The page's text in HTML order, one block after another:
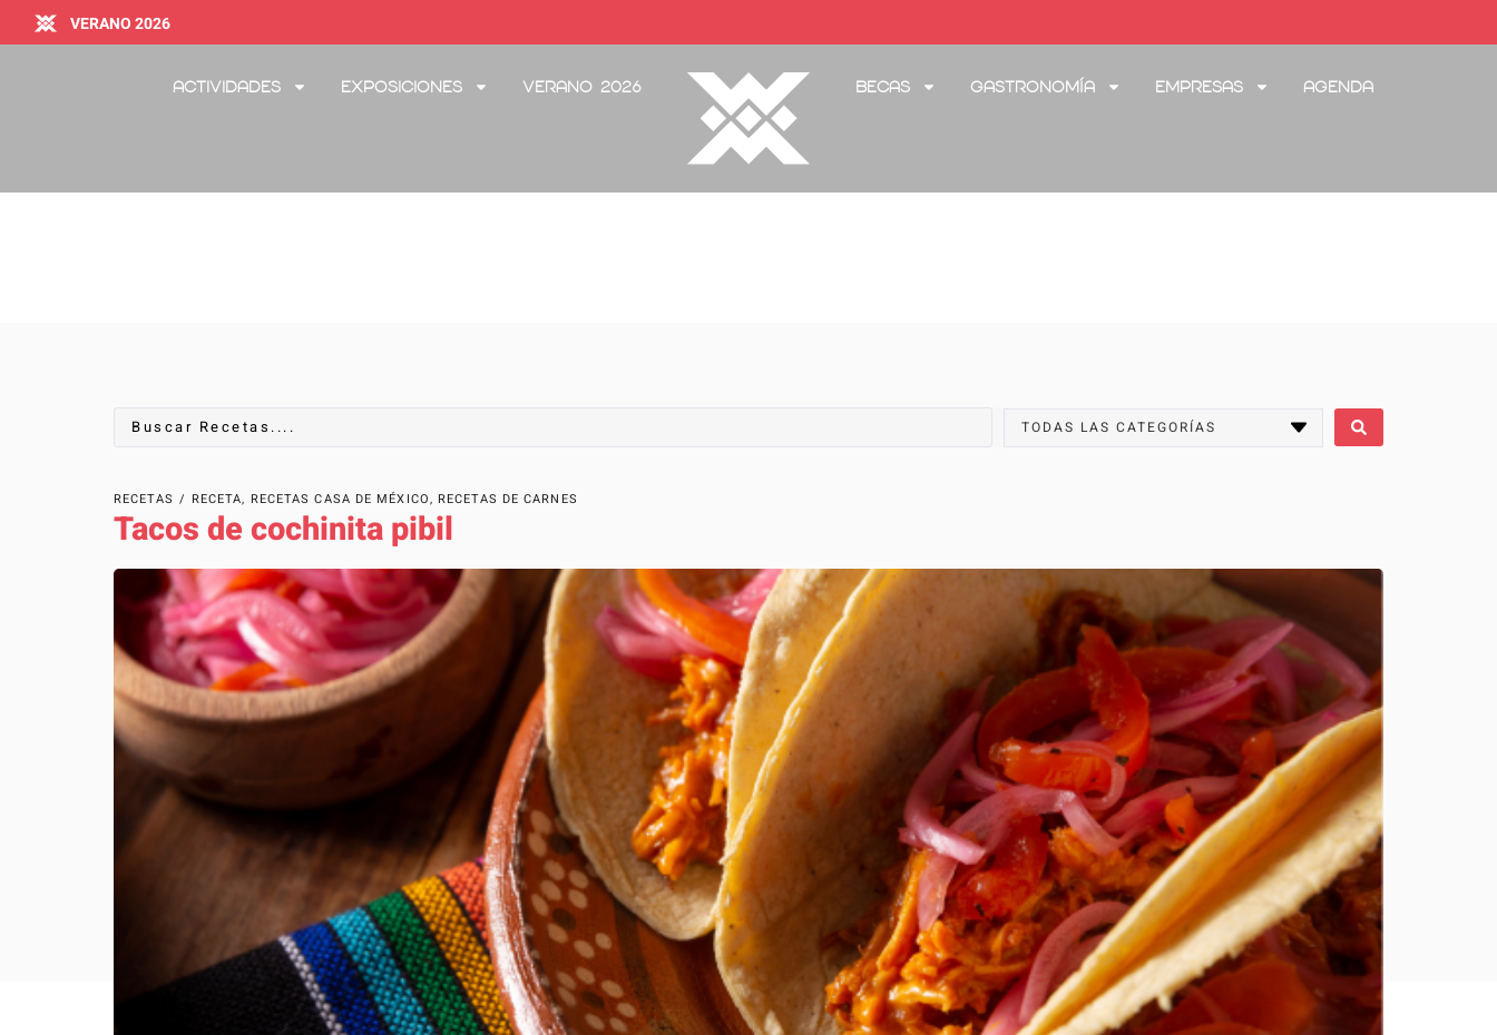
VERANO 2026
Actividades Exposiciones Verano 2026 Becas Gastronomía Empresas Agenda
RECETAS / RECETA, RECETAS CASA DE MÉXICO, RECETAS DE CARNES
Tacos de cochinita pibil